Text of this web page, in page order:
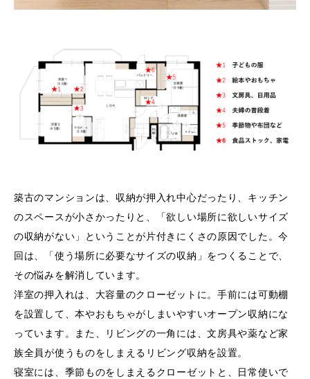
築古のマンションは、収納が押入れ中心だったり、キッチン
のスペースが小さかったりと、「欲しい場所に欲しいサイズ
の収納がない」ということが片付きにくさの原因でした。今
回は、「使う場所に必要なサイズの収納」をつくることで、
その悩みを解消しています。
洋室の押入れは、大容量のクローゼットに。手前には可動棚
を設置して、本やおもちゃがしまいやすいオープン収納にな
っています。また、リビングの一角には、文房具や薬など家
族全員が使うものをしまえるリビング収納を設置。
寝室には、季節ものをしまえるクローゼットと、日常使いで